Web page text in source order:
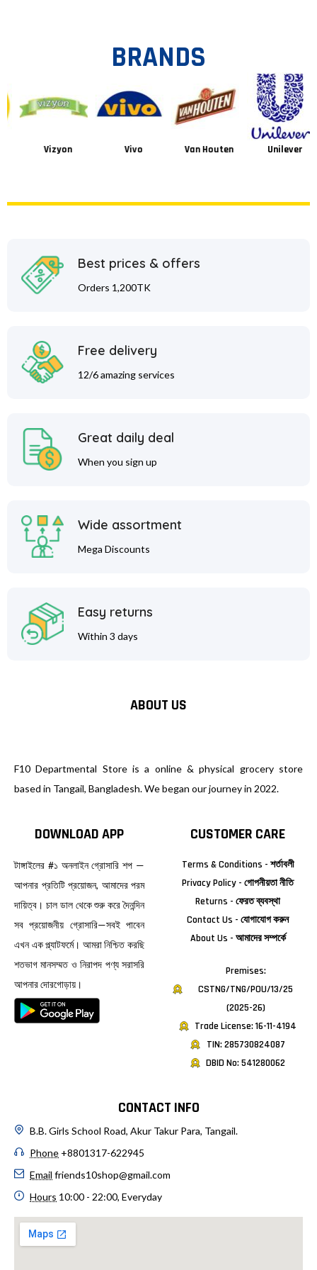
BRANDS
Vizyon Vivo Van Houten Unilever
Best prices & offers
Orders 1,200TK
Free delivery
12/6 amazing services
Great daily deal
When you sign up
Wide assortment
Mega Discounts
Easy returns
Within 3 days
ABOUT US
F10 Departmental Store is a online & physical grocery store
based in Tangail, Bangladesh. We began our journey in 2022.
DOWNLOAD APP
টাঙ্গাইলের #১ অনলাইন গ্রোসারি শপ —
আপনার প্রতিটি প্রয়োজন, আমাদের পরম
দায়িত্ব। চাল ডাল থেকে শুরু করে দৈনন্দিন
সব প্রয়োজনীয় গ্রোসারি—সবই পাবেন
এখন এক প্ল্যাটফর্মে। আমরা নিশ্চিত করছি
শতভাগ মানসম্মত ও নিরাপদ পণ্য সরাসরি
আপনার দোরগোড়ায়।
CUSTOMER CARE
Terms & Conditions - শর্তাবলী
Privacy Policy - গোপনীয়তা নীতি
Returns - ফেরত ব্যবস্থা
Contact Us - যোগাযোগ করুন
About Us - আমাদের সম্পর্কে
Premises:
CSTNG/TNG/POU/13/25
(2025-26)
Trade License: 16-11-4194
TIN: 285730824087
DBID No: 541280062
CONTACT INFO
B.B. Girls School Road, Akur Takur Para, Tangail.
Phone +8801317-622945
Email friends10shop@gmail.com
Hours 10:00 - 22:00, Everyday